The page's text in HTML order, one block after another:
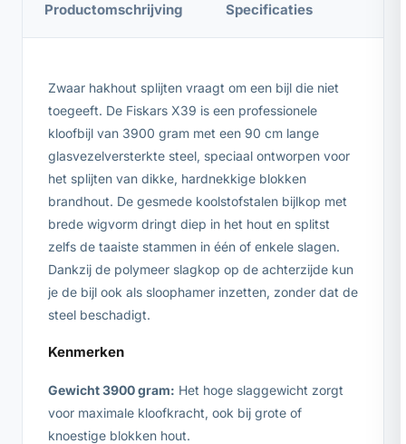
Productomschrijving Specificaties
Zwaar hakhout splijten vraagt om een bijl die niet
toegeeft. De Fiskars X39 is een professionele
kloofbijl van 3900 gram met een 90 cm lange
glasvezelversterkte steel, speciaal ontworpen voor
het splijten van dikke, hardnekkige blokken
brandhout. De gesmede koolstofstalen bijlkop met
brede wigvorm dringt diep in het hout en splitst
zelfs de taaiste stammen in één of enkele slagen.
Dankzij de polymeer slagkop op de achterzijde kun
je de bijl ook als sloophamer inzetten, zonder dat de
steel beschadigt.
Kenmerken
Gewicht 3900 gram: Het hoge slaggewicht zorgt
voor maximale kloofkracht, ook bij grote of
knoestige blokken hout.